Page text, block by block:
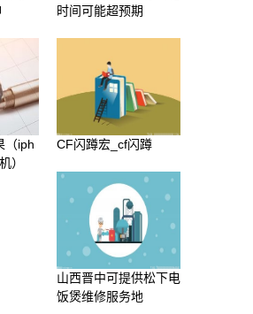
时间可能超预期
（iph
）
CF闪蹲宏_cf闪蹲
山西晋中可提供松下电
饭煲维修服务地